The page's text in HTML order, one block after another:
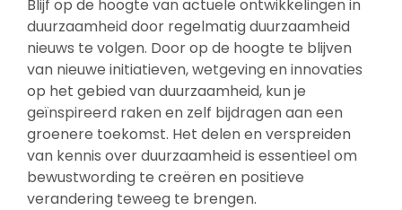
Blijf op de hoogte van actuele ontwikkelingen in
duurzaamheid door regelmatig duurzaamheid
nieuws te volgen. Door op de hoogte te blijven
van nieuwe initiatieven, wetgeving en innovaties
op het gebied van duurzaamheid, kun je
geïnspireerd raken en zelf bijdragen aan een
groenere toekomst. Het delen en verspreiden
van kennis over duurzaamheid is essentieel om
bewustwording te creëren en positieve
verandering teweeg te brengen.